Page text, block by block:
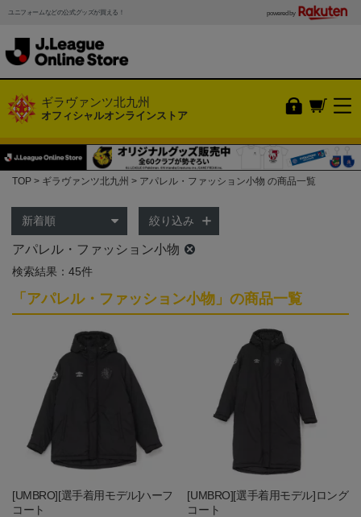
ユニフォームなどの公式グッズが買える！ powered by
ギラヴァンツ北九州
オフィシャルオンラインストア
TOP ギラヴァンツ北九州 アパレル・ファッション小物 の商品一覧
絞り込み
アパレル・ファッション小物
検索結果：45件
「アパレル・ファッション小物」の商品一覧
[UMBRO][選手着用モデル]ハーフ
コート
[UMBRO][選手着用モデル]ロング
コート